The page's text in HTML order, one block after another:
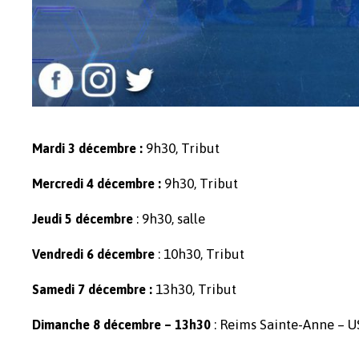
Mardi 3 décembre : 9h30, Tribut
Mercredi 4 décembre : 9h30, Tribut
Jeudi 5 décembre : 9h30, salle
Vendredi 6 décembre : 10h30, Tribut
Samedi 7 décembre : 13h30, Tribut
Dimanche 8 décembre – 13h30 : Reims Sainte-Anne –